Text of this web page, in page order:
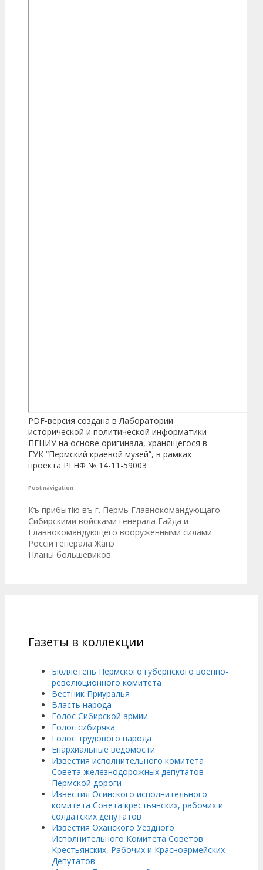
PDF-версия создана в Лаборатории
исторической и политической информатики
ПГНИУ на основе оригинала, хранящегося в
ГУК “Пермский краевой музей”, в рамках
проекта РГНФ № 14-11-59003
Post navigation
Къ прибытію въ г. Пермь Главнокомандующаго
Сибирскими войсками генерала Гайда и
Главнокомандующего вооруженными силами
Россіи генерала Жанэ
Планы большевиков.
Газеты в коллекции
Бюллетень Пермского губернского военно-
революционного комитета
Вестник Приуралья
Власть народа
Голос Сибирской армии
Голос сибиряка
Голос трудового народа
Епархиальные ведомости
Известия исполнительного комитета
Совета железнодорожных депутатов
Пермской дороги
Известия Осинского исполнительного
комитета Совета крестьянских, рабочих и
солдатских депутатов
Известия Оханского Уездного
Исполнительного Комитета Советов
Крестьянских, Рабочих и Красноармейских
Депутатов